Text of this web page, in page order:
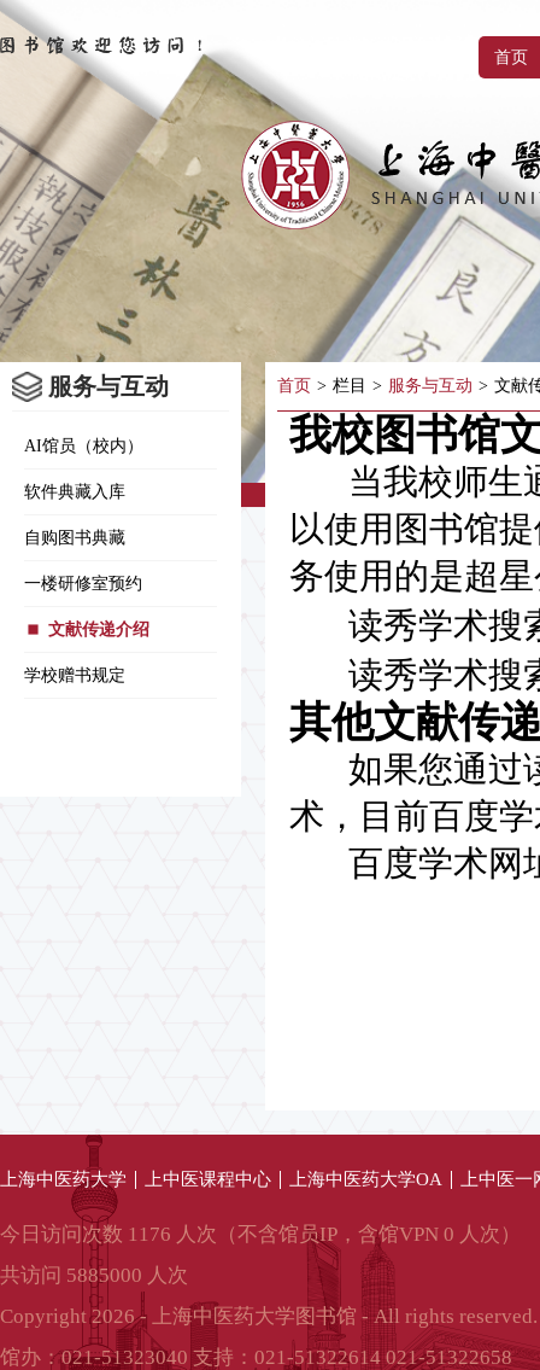
首页
服务与互动
AI馆员（校内）
软件典藏入库
自购图书典藏
一楼研修室预约
文献传递介绍
学校赠书规定
首页 > 栏目 > 服务与互动 > 文献
我校图书馆
当我校师生通
以使用图书馆
务使用的是超
读秀学术搜
读秀学术搜
其他文献传
如果您通过读
术，目前百度
百度学术网
上海中医药大学 上中医课程中心 上海中医药大学OA 上中医
今日访问次数 1176 人次（不含馆员IP，含馆VPN 0 人次）
共访问 5885000 人次
Copyright 2026 - 上海中医药大学图书馆 - All rights reserved.
馆办：021-51323040 支持：021-51322614 021-51322658